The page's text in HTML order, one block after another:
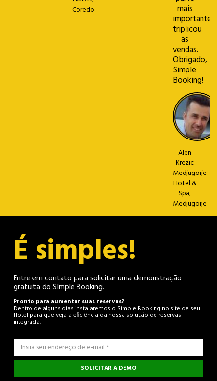
Coredo
mais
importante:
triplicou
as
vendas.
Obrigado,
Simple
Booking!
Alen
Krezic
Medjugorje
Hotel &
Spa,
Medjugorje
É simples!
Entre em contato para solicitar uma demonstração
gratuita do SImple Booking.
Pronto para aumentar suas reservas?
Dentro de alguns dias instalaremos o Simple Booking no site de seu
Hotel para que veja a eficiência da nossa solução de reservas
integrada.
SOLICITAR A DEMO